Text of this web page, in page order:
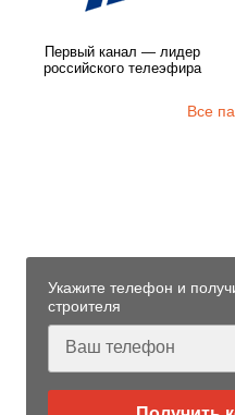
Первый канал — лидер
российского телеэфира
Все
Укажите телефон и
строителя